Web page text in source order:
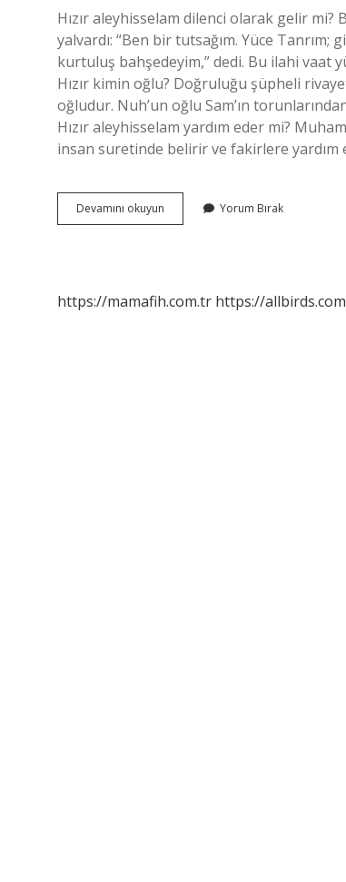
Hızır aleyhisselam dilenci olarak gelir mi?
yalvardı: “Ben bir tutsağım. Yüce
kurtuluş bahşedeyim,” dedi. Bu ilahi vaat
Hızır kimin oğlu? Doğruluğu şüpheli
oğludur. Nuh’un oğlu Sam’ın
Hızır aleyhisselam yardım eder mi?
insan suretinde belirir ve fakirlere yardım
Devamını okuyun
Çocuk
Yorum Bırak
https://mamafih.com.tr https://